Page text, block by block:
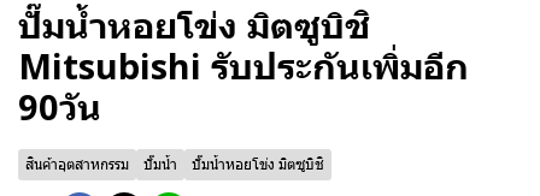
ปั๊มน้ำหอยโข่ง มิตซูบิชิ
Mitsubishi รับประกันเพิ่มอีก
90วัน
สินค้าอุตสาหกรรม ปั๊มน้ำ ปั๊มน้ำหอยโข่ง มิตซูบิชิ